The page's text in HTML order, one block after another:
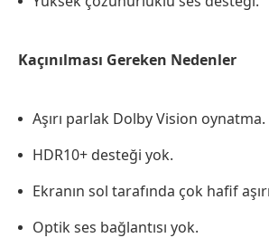
Kaçınılması Gereken Nedenler
Aşırı parlak Dolby Vision oynatma.
HDR10+ desteği yok.
Ekranın sol tarafında çok hafif
Optik ses bağlantısı yok.